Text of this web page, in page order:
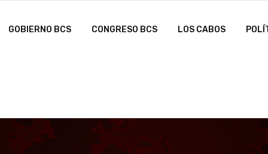
GOBIERNO BCS CONGRESO BCS LOS CABOS